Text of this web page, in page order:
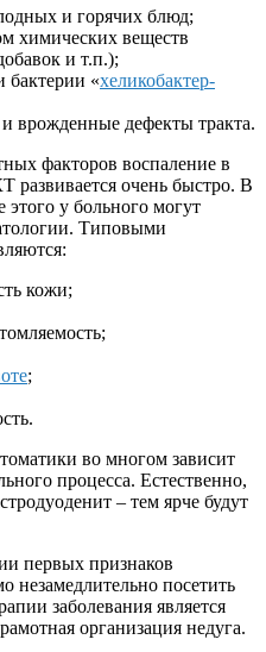
и горячих блюд;
химических веществ
и т.п.);
бактерии «хеликобактер-
врожденные дефекты тракта.
факторов воспаление в
очень быстро. В
этого у больного могут
Типовыми
кожи;
;
во многом зависит
процесса. Естественно,
– тем ярче будут
первых признаков
незамедлительно посетить
заболевания является
организация недуга.